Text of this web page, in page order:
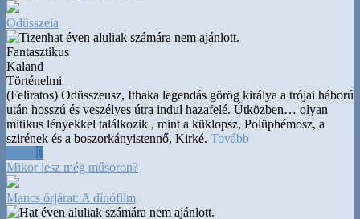
Odüsszeia
Fantasztikus
Kaland
Történelmi
(Feliratos) Odüsszeusz, Ithaka legendás görög királya a trójai háború
után hosszú és veszélyes útra indul hazafelé. Útközben… olyan
mitikus lényekkel találkozik , mint a küklopsz, Polüphémosz, a
szirének és a boszorkányistennő, Kirké. Tovább
F
Mikor lesz még műsoron?
Mancs őrjárat: A dínófilm